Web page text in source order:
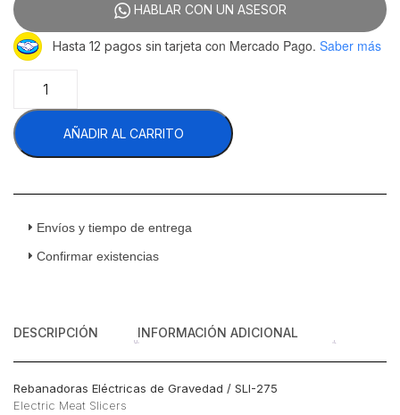
HABLAR CON UN ASESOR
Hasta 12 pagos sin tarjeta con Mercado Pago. Saber más
275
Rebanadora
Carnes
110
Cuchilla
AÑADIR AL CARRITO
Envíos y tiempo de entrega
Confirmar existencias
DESCRIPCIÓN INFORMACIÓN ADICIONAL
Rebanadoras Eléctricas de Gravedad / SLI-275
Electric Meat Slicers